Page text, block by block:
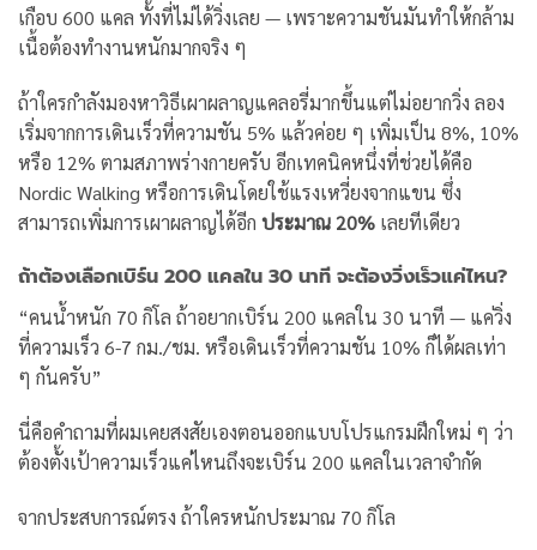
เกือบ 600 แคล ทั้งที่ไม่ได้วิ่งเลย — เพราะความชันมันทำให้กล้าม
เนื้อต้องทำงานหนักมากจริง ๆ
ถ้าใครกำลังมองหาวิธีเผาผลาญแคลอรี่มากขึ้นแต่ไม่อยากวิ่ง ลอง
เริ่มจากการเดินเร็วที่ความชัน 5% แล้วค่อย ๆ เพิ่มเป็น 8%, 10%
หรือ 12% ตามสภาพร่างกายครับ อีกเทคนิคหนึ่งที่ช่วยได้คือ
Nordic Walking หรือการเดินโดยใช้แรงเหวี่ยงจากแขน ซึ่ง
สามารถเพิ่มการเผาผลาญได้อีก ประมาณ 20% เลยทีเดียว
ถ้าต้องเลือกเบิร์น 200 แคลใน 30 นาที จะต้องวิ่งเร็วแค่ไหน?
“คนน้ำหนัก 70 กิโล ถ้าอยากเบิร์น 200 แคลใน 30 นาที — แค่วิ่ง
ที่ความเร็ว 6-7 กม./ชม. หรือเดินเร็วที่ความชัน 10% ก็ได้ผลเท่า
ๆ กันครับ”
นี่คือคำถามที่ผมเคยสงสัยเองตอนออกแบบโปรแกรมฝึกใหม่ ๆ ว่า
ต้องตั้งเป้าความเร็วแค่ไหนถึงจะเบิร์น 200 แคลในเวลาจำกัด
จากประสบการณ์ตรง ถ้าใครหนักประมาณ 70 กิโล